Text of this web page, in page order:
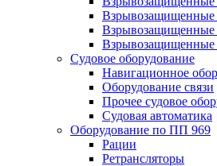
Взрывозащищенные
Взрывозащищенные
Взрывозащищенные
Судовое оборудование
Навигационное
Оборудование связи
Прочее судовое
Судовая автоматика
Оборудование по ПП 969
Рации
Ретрансляторы